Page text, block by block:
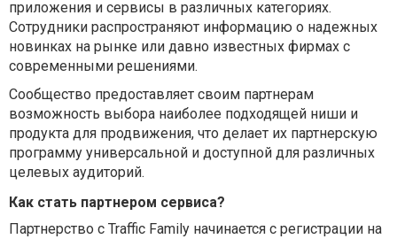
приложения и сервисы в различных категориях.
Сотрудники распространяют информацию о надежных
новинках на рынке или давно известных фирмах с
современными решениями.
Сообщество предоставляет своим партнерам
возможность выбора наиболее подходящей ниши и
продукта для продвижения, что делает их партнерскую
программу универсальной и доступной для различных
целевых аудиторий.
Как стать партнером сервиса?
Партнерство с Traffic Family начинается с регистрации на